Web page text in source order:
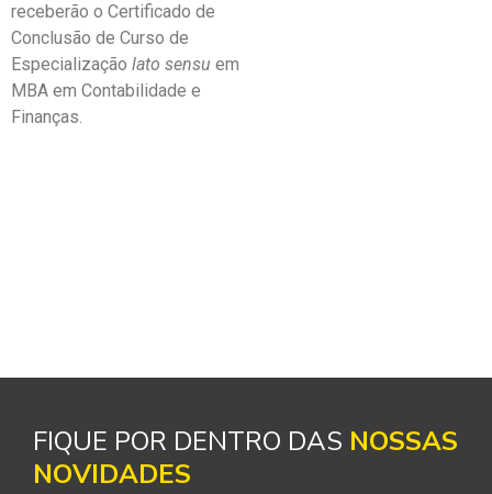
receberão o Certificado de
Conclusão de Curso de
Especialização lato sensu em
MBA em Contabilidade e
Finanças.
FIQUE POR DENTRO DAS NOSSAS
NOVIDADES